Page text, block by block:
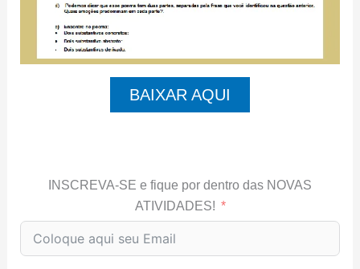
BAIXAR AQUI
INSCREVA-SE e fique por dentro das NOVAS
ATIVIDADES!